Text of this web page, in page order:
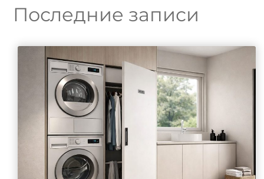
Последние записи